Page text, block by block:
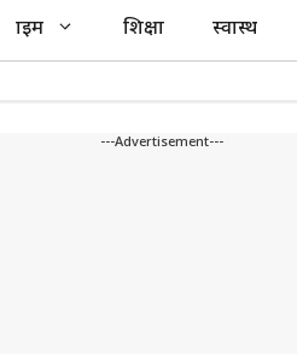
क्राइम शिक्षा स्वास्थ
---Advertisement---